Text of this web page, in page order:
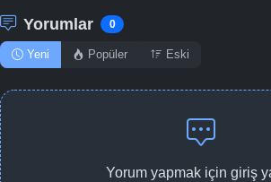
Yorumlar 0
Yeni Popüler Eski
Yorum yapmak için giriş